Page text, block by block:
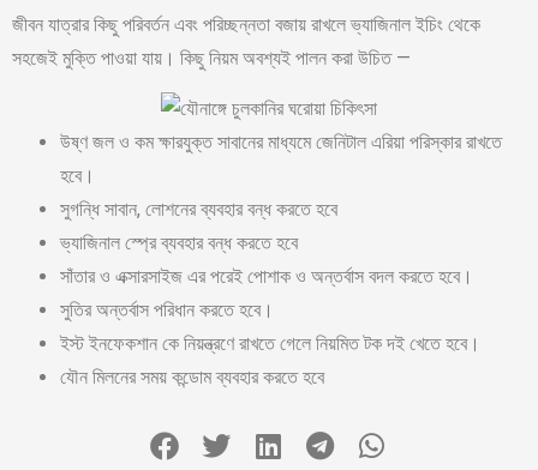
জীবন যাত্রার কিছু পরিবর্তন এবং পরিচ্ছন্নতা বজায় রাখলে ভ্যাজিনাল ইচিং থেকে
সহজেই মুক্তি পাওয়া যায়। কিছু নিয়ম অবশ্যই পালন করা উচিত —
উষ্ণ জল ও কম ক্ষারযুক্ত সাবানের মাধ্যমে জেনিটাল এরিয়া পরিস্কার রাখতে
হবে।
সুগন্ধি সাবান, লোশনের ব্যবহার বন্ধ করতে হবে
ভ্যাজিনাল স্প্রে ব্যবহার বন্ধ করতে হবে
সাঁতার ও এক্সারসাইজ এর পরেই পোশাক ও অন্তর্বাস বদল করতে হবে।
সুতির অন্তর্বাস পরিধান করতে হবে।
ইস্ট ইনফেকশান কে নিয়ন্ত্রণে রাখতে গেলে নিয়মিত টক দই খেতে হবে।
যৌন মিলনের সময় কন্ডোম ব্যবহার করতে হবে